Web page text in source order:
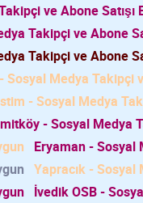
ve Abone Satışı
Takipçi ve Abone
Takipçi ve Abone
Sosyal Medya Takipçi
- Sosyal Medya
- Sosyal Medya
Eryaman - Sosyal
Yapracık - Sosyal
İvedik OSB -